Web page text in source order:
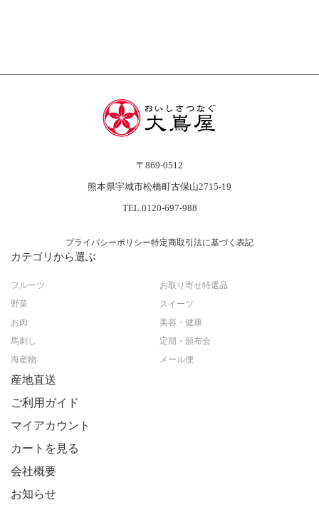
〒869-0512
熊本県宇城市松橋町古保山2715-19
TEL.0120-697-988
プライバシーポリシー特定商取引法に基づく表記
カテゴリから選ぶ
フルーツ
野菜
お肉
馬刺し
海産物
お取り寄せ特選品
スイーツ
美容・健康
定期・頒布会
メール便
産地直送
ご利用ガイド
マイアカウント
カートを見る
会社概要
お知らせ